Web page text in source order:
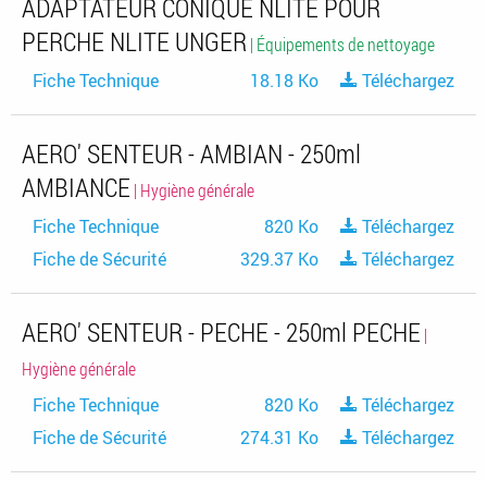
ADAPTATEUR CONIQUE NLITE POUR
PERCHE NLITE UNGER | Équipements de nettoyage
Fiche Technique
18.18 Ko Téléchargez
AERO' SENTEUR - AMBIAN - 250ml
AMBIANCE | Hygiène générale
Fiche Technique
820 Ko
Téléchargez
Fiche de Sécurité
329.37 Ko Téléchargez
AERO' SENTEUR - PECHE - 250ml PECHE |
Hygiène générale
Fiche Technique
820 Ko
Téléchargez
Fiche de Sécurité
274.31 Ko Téléchargez